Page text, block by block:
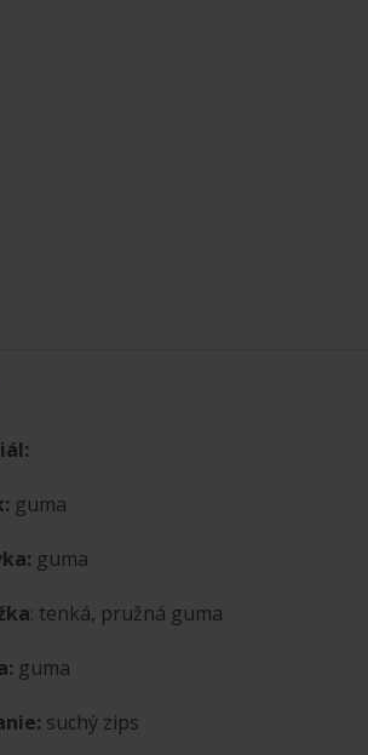
guma
guma
: tenká, pružná guma
guma
suchý zips